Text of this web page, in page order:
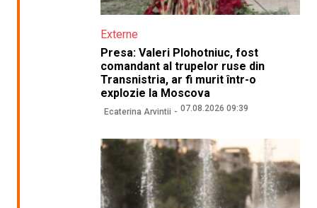
Externe
Presa: Valeri Plohotniuc, fost
comandant al trupelor ruse din
Transnistria, ar fi murit într-o
explozie la Moscova
Ecaterina Arvintii 07.08.2026 09:39